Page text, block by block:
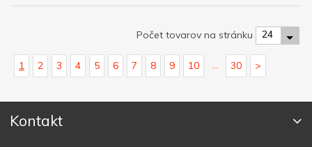
Počet tovarov na stránku 24
1 2 3 4 5 6 7 8 9 10 ... 30 >
Kontakt